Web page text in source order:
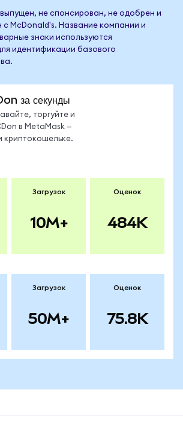
не спонсирован, не одобрен и
McDonald's. Название компании и
знаки используются
идентификации базового
за секунды
торгуйте и
в MetaMask —
Загрузок
10M+
Оценок
484K
Загрузок
50M+
Оценок
75.8K